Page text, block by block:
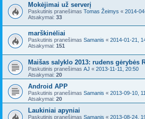
Mokėjimai už serverį
Paskutinis pranešimas Tomas Žeimys « 2014-
Atsakymai: 33
marškinėliai
Paskutinis pranešimas Samanis « 2014-01-21,
Atsakymai: 151
Maišas salyklo 2013: rudens gėrybės
Paskutinis pranešimas AJ « 2013-11-11, 20:50
Atsakymai: 20
Android APP
Paskutinis pranešimas Samanis « 2013-09-10,
Atsakymai: 20
Laukiniai apyniai
Paskutinis pranešimas Samanis « 2013-08-24,